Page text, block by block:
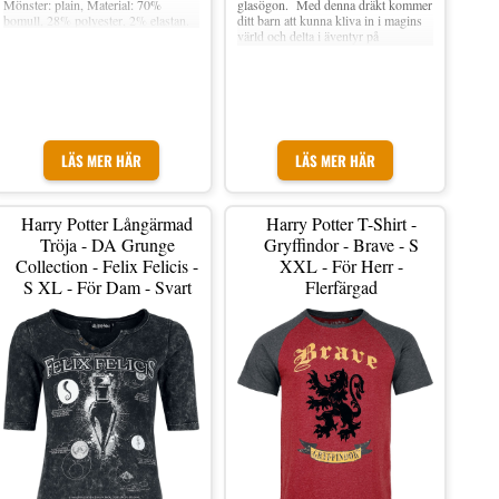
LÄS MER HÄR
Mönster: plain, Material: 70%
bomull, 28% polyester, 2% elastan.
LÄS MER HÄR
glasögon. Med denna dräkt kommer
ditt barn att kunna kliva in i magins
värld och delta i äventyr på
Harry Potter Långärmad
Tröja - DA Grunge
Collection - Felix Felicis -
S XL - För Dam - Svart
Harry Potter T-Shirt -
Gryffindor - Brave - S
XXL - För Herr -
Flerfärgad